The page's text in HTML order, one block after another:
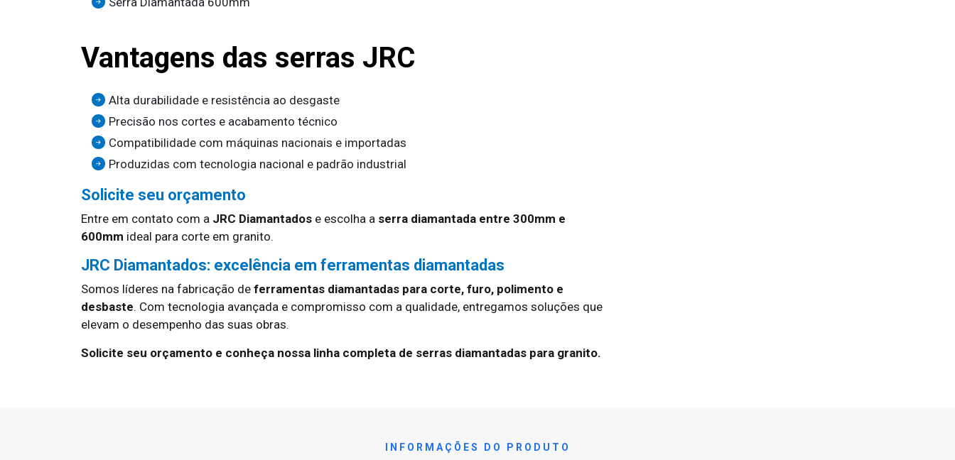
Vantagens das serras JRC
Alta durabilidade e resistência ao desgaste
Precisão nos cortes e acabamento técnico
Compatibilidade com máquinas nacionais e importadas
Produzidas com tecnologia nacional e padrão industrial
Solicite seu orçamento
Entre em contato com a JRC Diamantados e escolha a serra diamantada entre 300mm e
600mm ideal para corte em granito.
JRC Diamantados: excelência em ferramentas diamantadas
Somos líderes na fabricação de ferramentas diamantadas para corte, furo, polimento e
desbaste. Com tecnologia avançada e compromisso com a qualidade, entregamos soluções que
elevam o desempenho das suas obras.
Solicite seu orçamento e conheça nossa linha completa de serras diamantadas para granito.
INFORMAÇÕES DO PRODUTO